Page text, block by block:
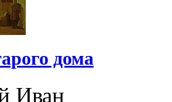
дома
Иван